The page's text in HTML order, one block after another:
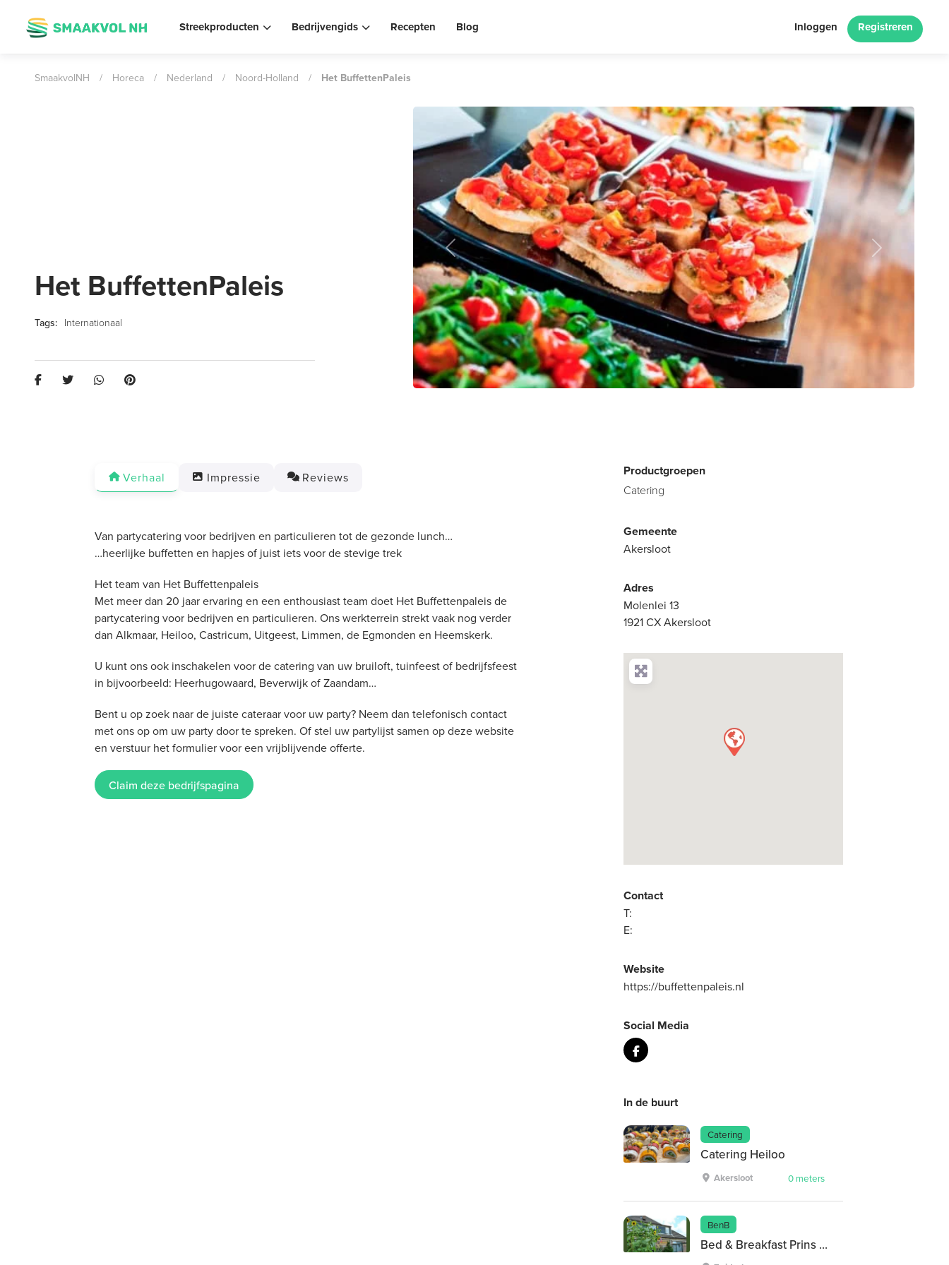
Streekproducten Bedrijvengids Recepten Blog Inloggen Registreren
SmaakvolNH / Horeca / Nederland / Noord-Holland / Het BuffettenPaleis
Het BuffettenPaleis
Internationaal
Previous Next
Verhaal Impressie Reviews
Van partycatering voor bedrijven en particulieren tot de gezonde lunch…
…heerlijke buffetten en hapjes of juist iets voor de stevige trek
Het team van Het Buffettenpaleis
Met meer dan 20 jaar ervaring en een enthousiast team doet Het Buffettenpaleis de
partycatering voor bedrijven en particulieren. Ons werkterrein strekt vaak nog verder
dan Alkmaar, Heiloo, Castricum, Uitgeest, Limmen, de Egmonden en Heemskerk.
U kunt ons ook inschakelen voor de catering van uw bruiloft, tuinfeest of bedrijfsfeest
in bijvoorbeeld: Heerhugowaard, Beverwijk of Zaandam…
Bent u op zoek naar de juiste cateraar voor uw party? Neem dan telefonisch contact
met ons op om uw party door te spreken. Of stel uw partylijst samen op deze website
en verstuur het formulier voor een vrijblijvende offerte.
Claim deze bedrijfspagina
Productgroepen
Catering
Gemeente
Akersloot
Adres
Molenlei 13
1921 CX Akersloot
Contact
T:
E:
Website
https://buffettenpaleis.nl
Social Media
In de buurt
Catering
Catering Heiloo
Akersloot 0 meters
BenB
Bed & Breakfast Prins Hendrik